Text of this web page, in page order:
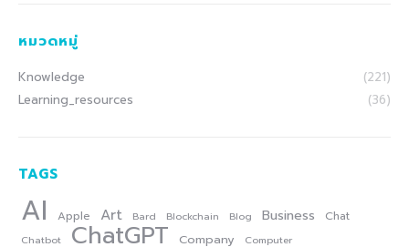
หมวดหมู่
Knowledge
(221)
Learning_resources
(36)
TAGS
AI Apple Art Bard Blockchain Blog Business Chat
Chatbot ChatGPT Company Computer